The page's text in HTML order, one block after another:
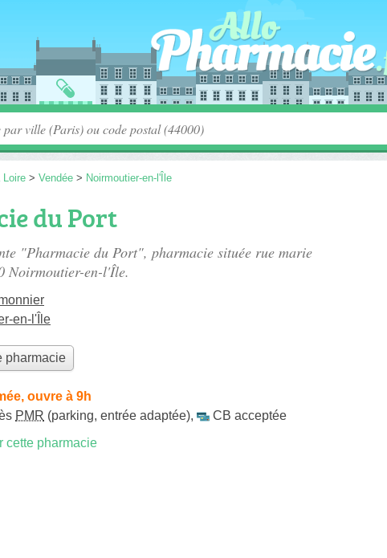
Loire > Vendée > Noirmoutier-en-l'Île
du Port
"Pharmacie du Port", pharmacie située rue marie
Noirmoutier-en-l'Île.
en-l'Île
pharmacie
ouvre à 9h
PMR (parking, entrée adaptée),
CB acceptée
cette pharmacie